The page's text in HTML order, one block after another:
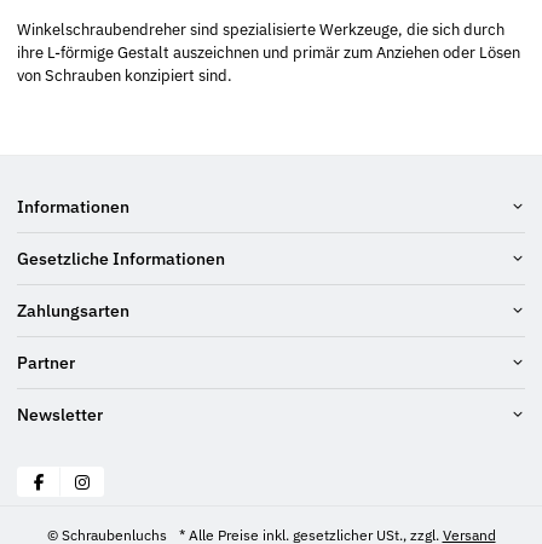
Winkelschraubendreher sind spezialisierte Werkzeuge, die sich durch
ihre L-förmige Gestalt auszeichnen und primär zum Anziehen oder Lösen
von Schrauben konzipiert sind.
Informationen
Gesetzliche Informationen
Zahlungsarten
Partner
Newsletter
© Schraubenluchs * Alle Preise inkl. gesetzlicher USt., zzgl. Versand